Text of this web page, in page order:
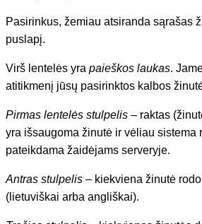
Pasirinkus, žemiau atsiranda sąrašas
puslapį.
Virš lentelės yra paieškos laukas.
atitikmenį jūsų pasirinktos kalbos
Pirmas lentelės stulpelis – raktas
yra išsaugoma žinutė ir vėliau sistema
pateikdama žaidėjams serveryje.
Antras stulpelis – kiekviena žinutė
(lietuviškai arba angliškai).